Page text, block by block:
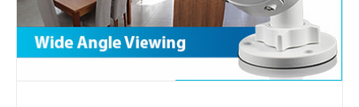
تیاندی
درباره ما